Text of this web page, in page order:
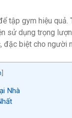
tập gym hiệu quả.
sử dụng trọng
đặc biệt cho người
]
Nhà